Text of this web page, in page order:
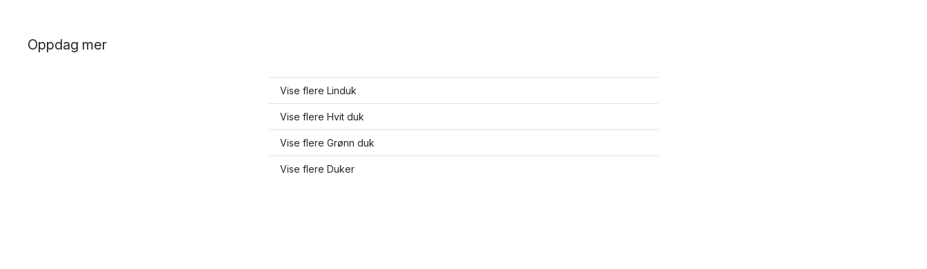
Oppdag mer
Vise flere Linduk
Vise flere Hvit duk
Vise flere Grønn duk
Vise flere Duker